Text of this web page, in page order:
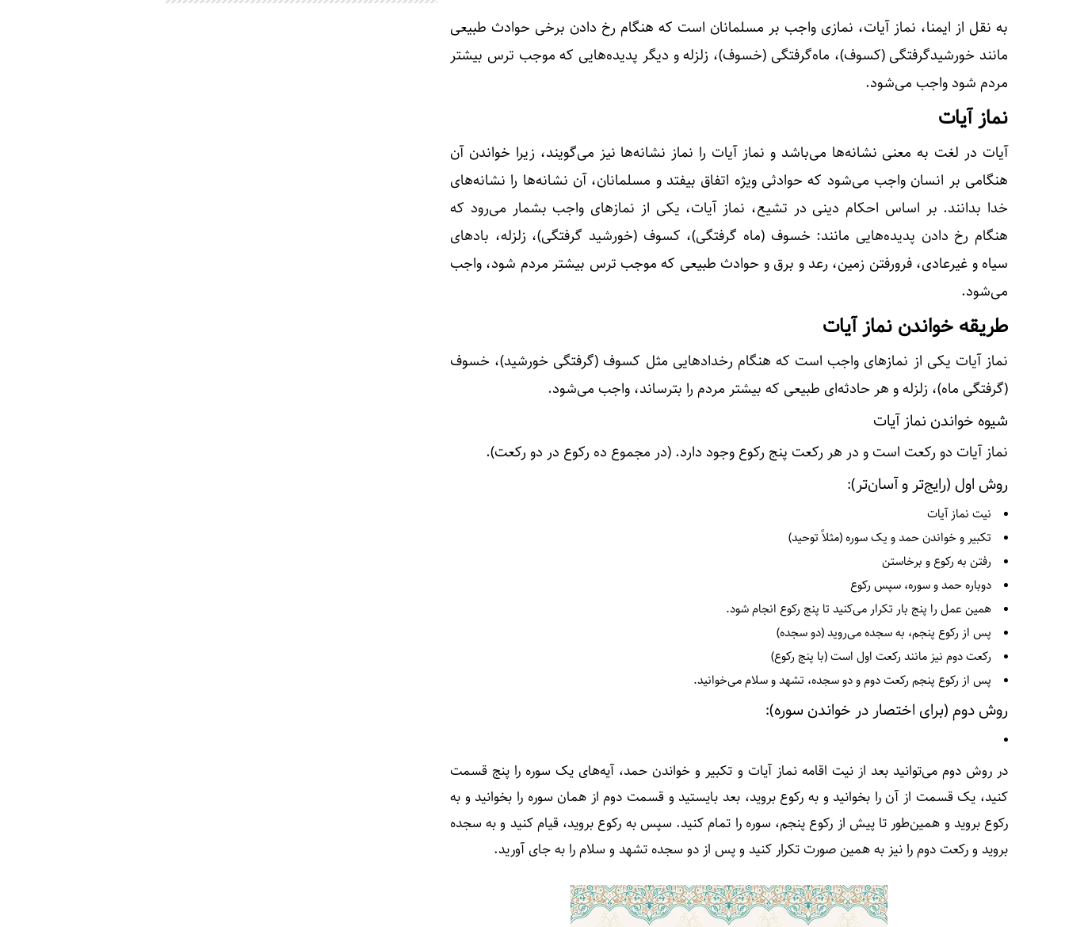
به نقل از ایمنا، نماز آیات، نمازی واجب بر مسلمانان است که هنگام رخ دادن برخی حوادث طبیعی
مانند خورشیدگرفتگی (کسوف)، ماه‌گرفتگی (خسوف)، زلزله و دیگر پدیده‌هایی که موجب ترس بیشتر
مردم شود واجب می‌شود.
نماز آیات
آیات در لغت به معنی نشانه‌ها می‌باشد و نماز آیات را نماز نشانه‌ها نیز می‌گویند، زیرا خواندن آن
هنگامی بر انسان واجب می‌شود که حوادثی ویژه اتفاق بیفتد و مسلمانان، آن نشانه‌ها را نشانه‌های
خدا بدانند. بر اساس احکام دینی در تشیع، نماز آیات، یکی از نمازهای واجب بشمار می‌رود که
هنگام رخ دادن پدیده‌هایی مانند: خسوف (ماه گرفتگی)، کسوف (خورشید گرفتگی)، زلزله، بادهای
سیاه و غیرعادی، فرورفتن زمین، رعد و برق و حوادث طبیعی که موجب ترس بیشتر مردم شود، واجب
می‌شود.
طریقه خواندن نماز آیات
نماز آیات یکی از نمازهای واجب است که هنگام رخدادهایی مثل کسوف (گرفتگی خورشید)، خسوف
(گرفتگی ماه)، زلزله و هر حادثه‌ای طبیعی که بیشتر مردم را بترساند، واجب می‌شود.
شیوه خواندن نماز آیات
نماز آیات دو رکعت است و در هر رکعت پنج رکوع وجود دارد. (در مجموع ده رکوع در دو رکعت).
روش اول (رایج‌تر و آسان‌تر):
نیت نماز آیات
تکبیر و خواندن حمد و یک سوره (مثلاً توحید)
رفتن به رکوع و برخاستن
دوباره حمد و سوره، سپس رکوع
همین عمل را پنج بار تکرار می‌کنید تا پنج رکوع انجام شود.
پس از رکوع پنجم، به سجده می‌روید (دو سجده)
رکعت دوم نیز مانند رکعت اول است (با پنج رکوع)
پس از رکوع پنجم رکعت دوم و دو سجده، تشهد و سلام می‌خوانید.
روش دوم (برای اختصار در خواندن سوره):
در روش دوم می‌توانید بعد از نیت اقامه نماز آیات و تکبیر و خواندن حمد، آیه‌های یک سوره را پنج قسمت
کنید، یک قسمت از آن را بخوانید و به رکوع بروید، بعد بایستید و قسمت دوم از همان سوره را بخوانید و به
رکوع بروید و همین‌طور تا پیش از رکوع پنجم، سوره را تمام کنید. سپس به رکوع بروید، قیام کنید و به سجده
بروید و رکعت دوم را نیز به همین صورت تکرار کنید و پس از دو سجده تشهد و سلام را به جای آورید.